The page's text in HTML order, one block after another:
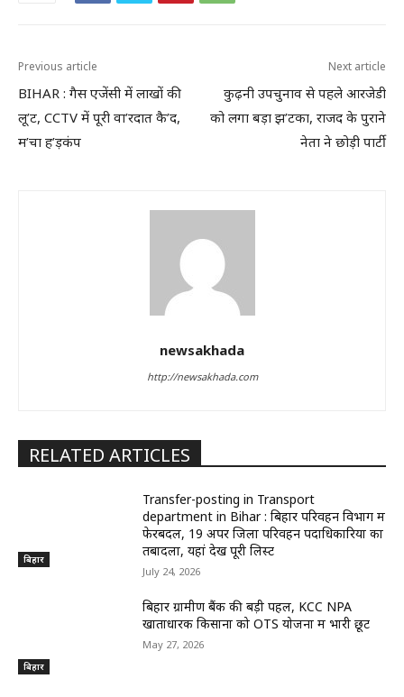
Previous article
BIHAR : गैस एजेंसी में लाखों की
लू’ट, CCTV में पूरी वा’रदात कै’द,
म’चा ह’ड़कंप
Next article
कुढ़नी उपचुनाव से पहले आरजेडी
को लगा बड़ा झ’टका, राजद के पुराने
नेता ने छोड़ी पार्टी
newsakhada
http://newsakhada.com
RELATED ARTICLES
बिहार
Transfer-posting in Transport
department in Bihar : बिहार परिवहन विभाग में
फेरबदल, 19 अपर जिला परिवहन पदाधिकारियों का
तबादला, यहां देखें पूरी लिस्ट
July 24, 2026
बिहार
बिहार ग्रामीण बैंक की बड़ी पहल, KCC NPA
खाताधारक किसानों को OTS योजना में भारी छूट
May 27, 2026